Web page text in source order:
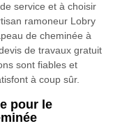
service et à choisir
ramoneur Lobry
de cheminée à
de travaux gratuit
sont fiables et
à coup sûr.
pour le